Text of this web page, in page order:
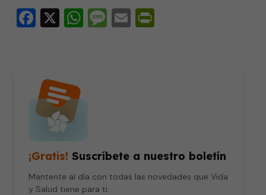
Facebook
X WhatsApp
Message
Email
¡Gratis! Suscríbete a nuestro boletín
Mantente al día con todas las novedades que Vida
y Salud tiene para ti.